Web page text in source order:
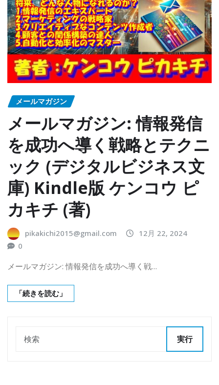
メールマガジン
メールマガジン: 情報発信
を成功へ導く戦略とテクニ
ック (デジタルビジネス文
庫) Kindle版 ケンコウ ピ
カキチ (著)
pikakichi2015@gmail.com
12月 22, 2024
0
メールマガジン: 情報発信を成功へ導く戦…
「続きを読む」
実行